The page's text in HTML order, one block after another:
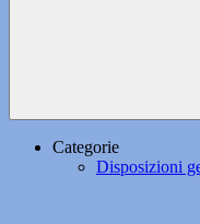
Categorie
Disposizioni